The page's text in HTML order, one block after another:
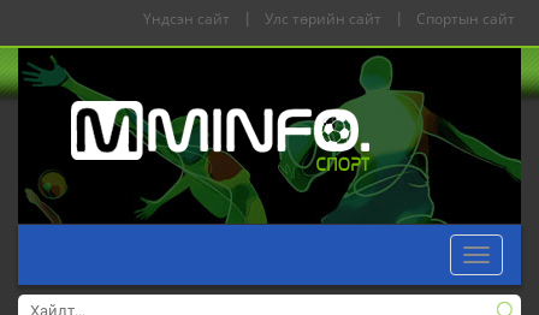
Үндсэн сайт | Улс төрийн сайт | Спортын сайт
Toggle